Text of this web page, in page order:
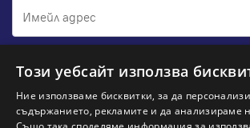
Абонирам се
Този уебсайт използва
Ние използваме бисквитки, за да
съдържанието, рекламите и да анализираме